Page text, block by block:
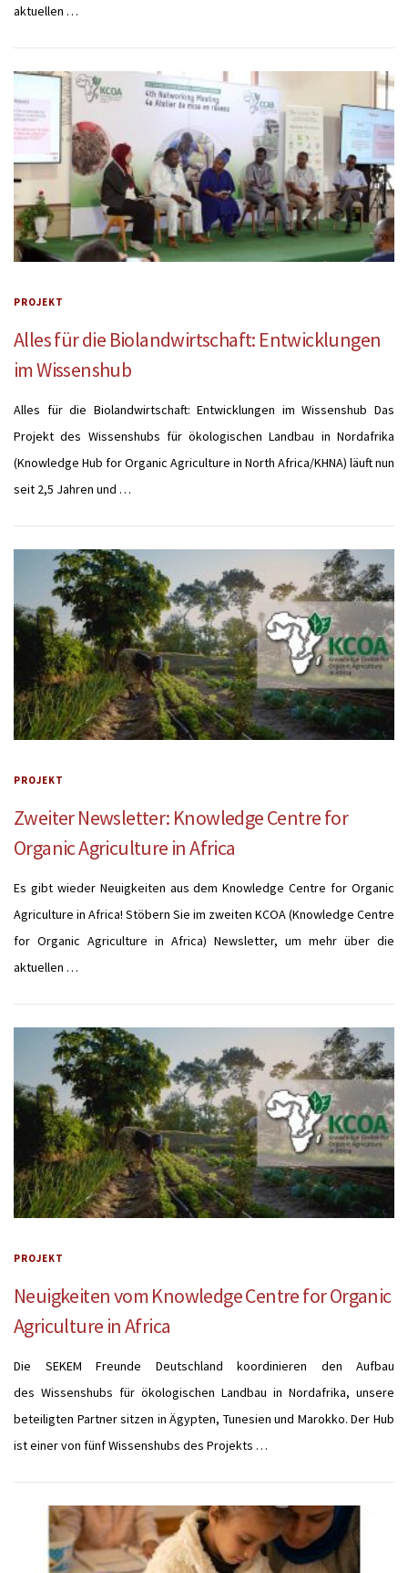
aktuellen …
PROJEKT
Alles für die Biolandwirtschaft: Entwicklungen
im Wissenshub
Alles für die Biolandwirtschaft: Entwicklungen im Wissenshub Das
Projekt des Wissenshubs für ökologischen Landbau in Nordafrika
(Knowledge Hub for Organic Agriculture in North Africa/KHNA) läuft nun
seit 2,5 Jahren und …
PROJEKT
Zweiter Newsletter: Knowledge Centre for
Organic Agriculture in Africa
Es gibt wieder Neuigkeiten aus dem Knowledge Centre for Organic
Agriculture in Africa! Stöbern Sie im zweiten KCOA (Knowledge Centre
for Organic Agriculture in Africa) Newsletter, um mehr über die
aktuellen …
PROJEKT
Neuigkeiten vom Knowledge Centre for Organic
Agriculture in Africa
Die SEKEM Freunde Deutschland koordinieren den Aufbau
des Wissenshubs für ökologischen Landbau in Nordafrika, unsere
beteiligten Partner sitzen in Ägypten, Tunesien und Marokko. Der Hub
ist einer von fünf Wissenshubs des Projekts …